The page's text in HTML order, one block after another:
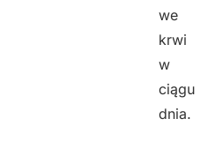
we
krwi
w
ciągu
dnia.